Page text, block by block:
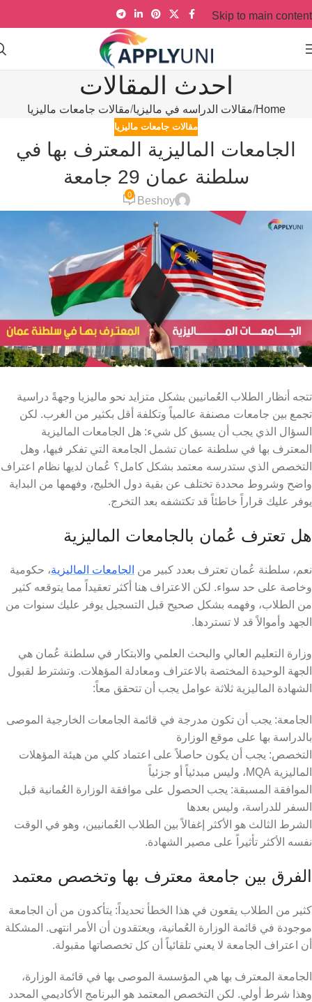
Skip to main content
احدث المقالات
Home مقالات الدراسه في ماليزيا مقالات جامعات ماليزيا
مقالات جامعات ماليزيا
الجامعات الماليزية المعترف بها في
سلطنة عمان 29 جامعة
Beshoy
0
تتجه أنظار الطلاب العُمانيين بشكل متزايد نحو ماليزيا وجهةً دراسية
تجمع بين جامعات مصنفة عالمياً وتكلفة أقل بكثير من الغرب. لكن
السؤال الذي يجب أن يسبق كل شيء: هل الجامعات الماليزية
المعترف بها في سلطنة عمان تشمل الجامعة التي تفكر فيها، وهل
التخصص الذي ستدرسه معتمد بشكل كامل؟ عُمان لديها نظام اعتراف
واضح وشروط محددة تختلف عن بقية دول الخليج، وفهمها من البداية
يوفر عليك قراراً خاطئاً قد تكتشفه بعد التخرج.
هل تعترف عُمان بالجامعات الماليزية
نعم، سلطنة عُمان تعترف بعدد كبير من الجامعات الماليزية، حكومية
وخاصة على حد سواء. لكن الاعتراف هنا أكثر تعقيداً مما يتوقعه كثير
من الطلاب، وفهمه بشكل صحيح قبل التسجيل يوفر عليك سنوات من
الجهد وأموالاً قد لا تستردها.
وزارة التعليم العالي والبحث العلمي والابتكار في سلطنة عُمان هي
الجهة الوحيدة المختصة بالاعتراف ومعادلة المؤهلات. وتشترط لقبول
الشهادة الماليزية ثلاثة عوامل يجب أن تتحقق معاً:
الجامعة: يجب أن تكون مدرجة في قائمة الجامعات الخارجية الموصى
بالدراسة بها على موقع الوزارة
التخصص: يجب أن يكون حاصلاً على اعتماد كلي من هيئة المؤهلات
الماليزية MQA، وليس مبدئياً أو جزئياً
الموافقة المسبقة: يجب الحصول على موافقة الوزارة العُمانية قبل
السفر للدراسة، وليس بعدها
الشرط الثالث هو الأكثر إغفالاً بين الطلاب العُمانيين، وهو في الوقت
نفسه الأكثر تأثيراً على مصير الشهادة.
الفرق بين جامعة معترف بها وتخصص معتمد
كثير من الطلاب يقعون في هذا الخطأ تحديداً: يتأكدون من أن الجامعة
موجودة في قائمة الوزارة العُمانية، ويعتقدون أن الأمر انتهى. المشكلة
أن اعتراف الجامعة لا يعني تلقائياً أن كل تخصصاتها مقبولة.
الجامعة المعترف بها هي المؤسسة الموصى بها في قائمة الوزارة،
وهذا شرط أولي. لكن التخصص المعتمد هو البرنامج الأكاديمي المحدد